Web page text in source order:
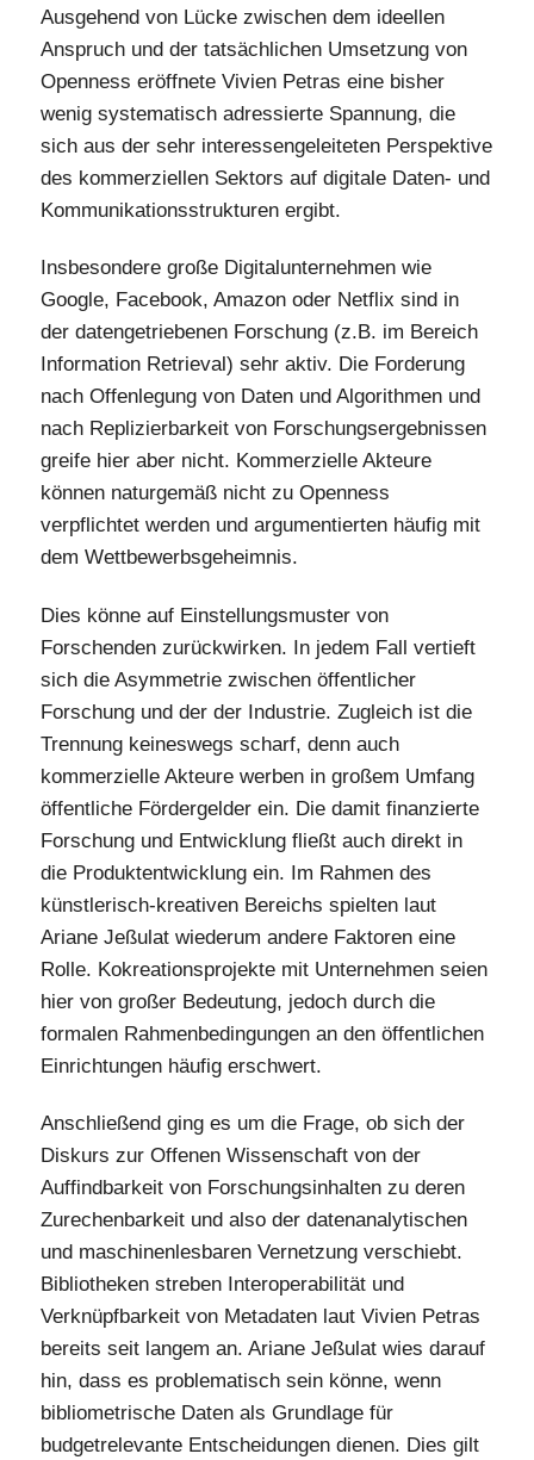
Ausgehend von Lücke zwischen dem ideellen
Anspruch und der tatsächlichen Umsetzung von
Openness eröffnete Vivien Petras eine bisher
wenig systematisch adressierte Spannung, die
sich aus der sehr interessengeleiteten Perspektive
des kommerziellen Sektors auf digitale Daten- und
Kommunikationsstrukturen ergibt.
Insbesondere große Digitalunternehmen wie
Google, Facebook, Amazon oder Netflix sind in
der datengetriebenen Forschung (z.B. im Bereich
Information Retrieval) sehr aktiv. Die Forderung
nach Offenlegung von Daten und Algorithmen und
nach Replizierbarkeit von Forschungsergebnissen
greife hier aber nicht. Kommerzielle Akteure
können naturgemäß nicht zu Openness
verpflichtet werden und argumentierten häufig mit
dem Wettbewerbsgeheimnis.
Dies könne auf Einstellungsmuster von
Forschenden zurückwirken. In jedem Fall vertieft
sich die Asymmetrie zwischen öffentlicher
Forschung und der der Industrie. Zugleich ist die
Trennung keineswegs scharf, denn auch
kommerzielle Akteure werben in großem Umfang
öffentliche Fördergelder ein. Die damit finanzierte
Forschung und Entwicklung fließt auch direkt in
die Produktentwicklung ein. Im Rahmen des
künstlerisch-kreativen Bereichs spielten laut
Ariane Jeßulat wiederum andere Faktoren eine
Rolle. Kokreationsprojekte mit Unternehmen seien
hier von großer Bedeutung, jedoch durch die
formalen Rahmenbedingungen an den öffentlichen
Einrichtungen häufig erschwert.
Anschließend ging es um die Frage, ob sich der
Diskurs zur Offenen Wissenschaft von der
Auffindbarkeit von Forschungsinhalten zu deren
Zurechenbarkeit und also der datenanalytischen
und maschinenlesbaren Vernetzung verschiebt.
Bibliotheken streben Interoperabilität und
Verknüpfbarkeit von Metadaten laut Vivien Petras
bereits seit langem an. Ariane Jeßulat wies darauf
hin, dass es problematisch sein könne, wenn
bibliometrische Daten als Grundlage für
budgetrelevante Entscheidungen dienen. Dies gilt